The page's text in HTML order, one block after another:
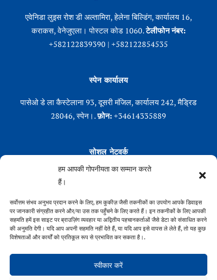
हम आपकी गोपनीयता का सम्मान करते
हैं।
सर्वोत्तम संभव अनुभव प्रदान करने के लिए, हम कुकीज़ जैसी तकनीकों का उपयोग आपके डिवाइस
पर जानकारी संग्रहीत करने और/या उस तक पहुँचने के लिए करते हैं। इन तकनीकों के लिए आपकी
सहमति हमें इस साइट पर ब्राउज़िंग व्यवहार या अद्वितीय पहचानकर्ताओं जैसे डेटा को संसाधित करने
की अनुमति देगी। यदि आप अपनी सहमति नहीं देते हैं, या यदि आप इसे वापस ले लेते हैं, तो यह कुछ
विशेषताओं और कार्यों को प्रतिकूल रूप से प्रभावित कर सकता है।.
स्वीकार करें
एवेनिडा लुइस रोश डी अल्तामिरा, हेलेना बिल्डिंग, कार्यालय 16,
कराकस, वेनेजुएला। पोस्टल कोड 1060.टेलीफोन नंबर:
+582122839390 | +582122854535
स्पेन कार्यालय
पासेओ डे ला कैस्टेलाना 93, दूसरी मंजिल, कार्यालय 242, मैड्रिड
28046, स्पेन।.फ़ोन:+34614335889
सोशल नेटवर्क
Linkedin
Instagram
फेसबुक